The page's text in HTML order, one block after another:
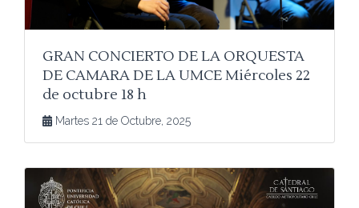
GRAN CONCIERTO DE LA ORQUESTA
DE CAMARA DE LA UMCE Miércoles 22
de octubre 18 h
Martes 21 de Octubre, 2025